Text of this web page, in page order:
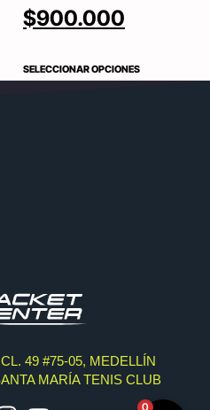
$900.000
SELECCIONAR OPCIONES
CL. 49 #75-05, MEDELLÍN
MARÍA TENIS CLUB
0